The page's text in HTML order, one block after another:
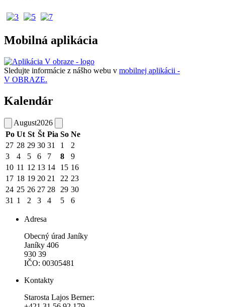
Mobilná aplikácia
Sledujte informácie z nášho webu v mobilnej aplikácii -
V OBRAZE.
Kalendár
August2026
Po Ut St Št Pia So Ne
27 28 29 30 31 1
2
3
4 5 6 7 8
9
10 11 12 13 14 15 16
17 18 19 20 21 22 23
24 25 26 27 28 29 30
31 1 2 3 4 5 6
Adresa
Obecný úrad Janíky
Janíky 406
930 39
IČO: 00305481
Kontakty
Starosta Lajos Berner: